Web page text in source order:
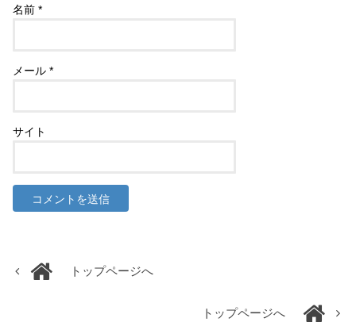
名前*
メール*
サイト
トップページへ
トップページへ